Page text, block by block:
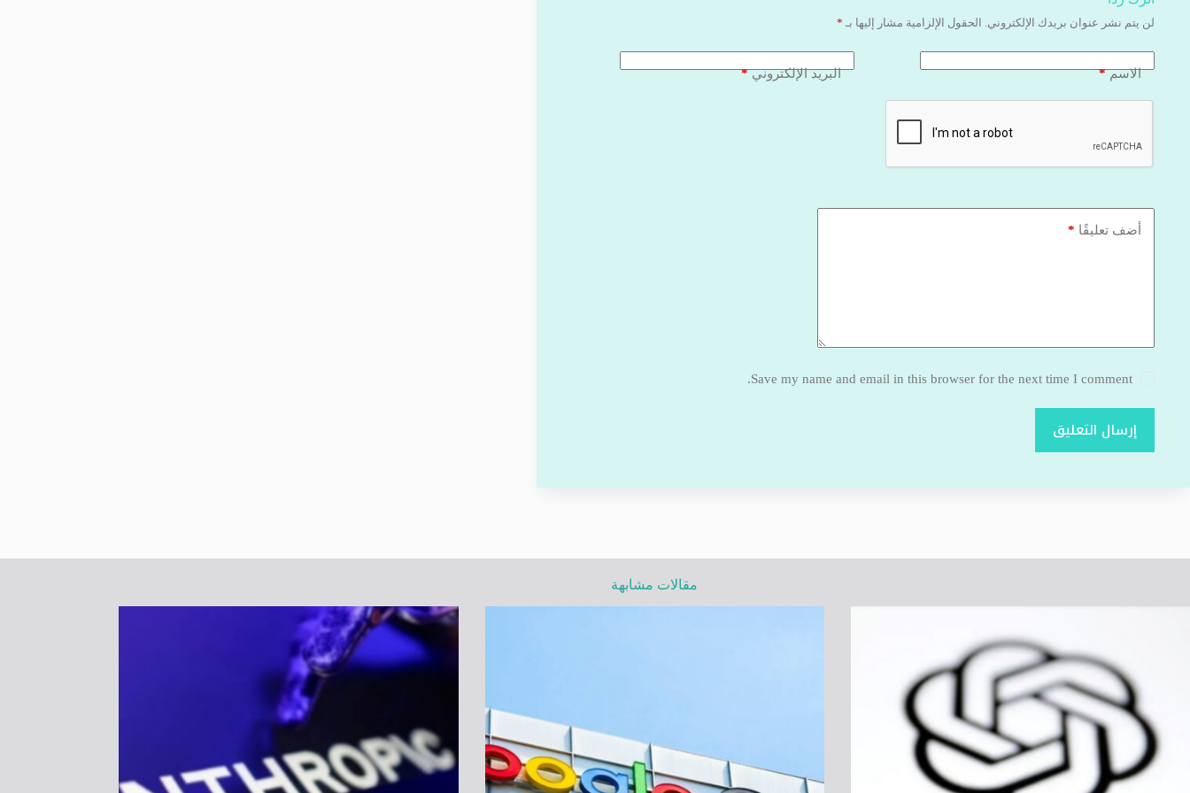
لن يتم نشر عنوان بريدك الإلكتروني. الحقول الإلزامية مشار إليها بـ *
الاسم* البريد الإلكتروني*
أضف تعليقًا *
Save my name and email in this browser for the next time I comment.
إرسال التعليق
مقالات مشابهة